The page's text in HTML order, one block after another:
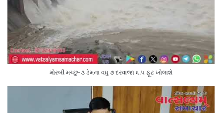
મોરબી મચ્છુ-૩ ડેમના વઘુ ૭ દરવાજા ૬.૫ ફૂટ ખોલાશે